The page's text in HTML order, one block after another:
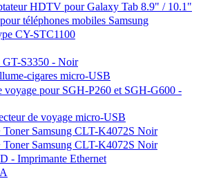
HDTV pour Galaxy Tab 8.9" / 10.1"
téléphones mobiles Samsung
CY-STC1100
GT-S3350 - Noir
cigares micro-USB
voyage pour SGH-P260 et SGH-G600 -
de voyage micro-USB
Toner Samsung CLT-K4072S Noir
Toner Samsung CLT-K4072S Noir
- Imprimante Ethernet